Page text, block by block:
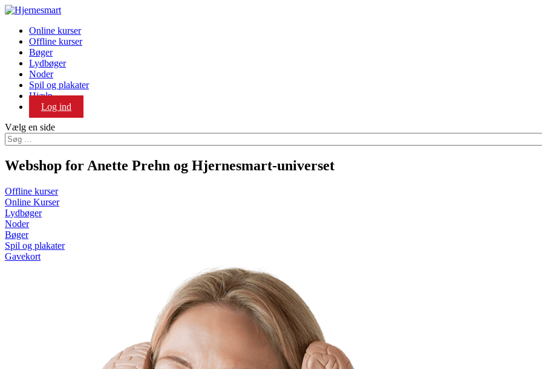
Online kurser
Offline kurser
Bøger
Lydbøger
Noder
Spil og plakater
Hjælp
Log ind
Vælg en side
Webshop for Anette Prehn og Hjernesmart-universet
Offline kurser
Online Kurser
Lydbøger
Noder
Bøger
Spil og plakater
Gavekort